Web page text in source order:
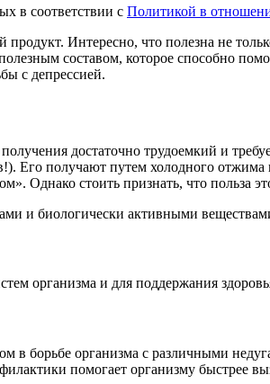
в соответствии с Политикой в
Интересно, что полезна не
составом, которое способно
с депрессией.
достаточно трудоемкий и
Его получают путем холодного отжима
стоить признать, что польза
и биологически активными
организма и для поддержания
борьбе организма с различными
помогает организму быстрее